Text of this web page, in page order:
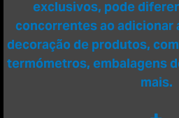
exclusivos, pode
concorrentes ao adicionar
decoração de produtos,
termómetros, embalagens
mais.